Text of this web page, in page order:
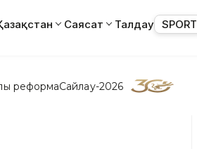
Саясат Талдау SPORT
реформаСайлау-2026